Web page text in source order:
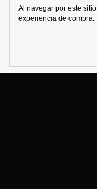
Al navegar por este sitio
experiencia de compra.